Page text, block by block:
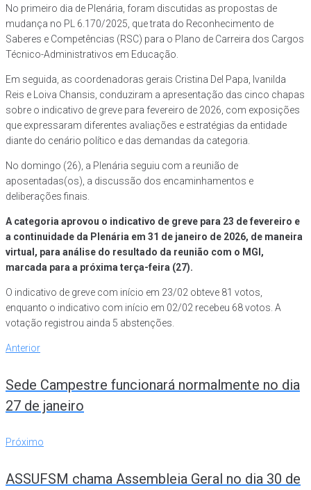
No primeiro dia de Plenária, foram discutidas as propostas de
mudança no PL 6.170/2025, que trata do Reconhecimento de
Saberes e Competências (RSC) para o Plano de Carreira dos Cargos
Técnico-Administrativos em Educação.
Em seguida, as coordenadoras gerais Cristina Del Papa, Ivanilda
Reis e Loiva Chansis, conduziram a apresentação das cinco chapas
sobre o indicativo de greve para fevereiro de 2026, com exposições
que expressaram diferentes avaliações e estratégias da entidade
diante do cenário político e das demandas da categoria.
No domingo (26), a Plenária seguiu com a reunião de
aposentadas(os), a discussão dos encaminhamentos e
deliberações finais.
A categoria aprovou o indicativo de greve para 23 de fevereiro e
a continuidade da Plenária em 31 de janeiro de 2026, de maneira
virtual, para análise do resultado da reunião com o MGI,
marcada para a próxima terça-feira (27).
O indicativo de greve com início em 23/02 obteve 81 votos,
enquanto o indicativo com início em 02/02 recebeu 68 votos. A
votação registrou ainda 5 abstenções.
Navegação
Post
Anterior
Anterior
Sede Campestre funcionará normalmente no dia
27 de janeiro
Próximo
Próximo
ASSUFSM chama Assembleia Geral no dia 30 de